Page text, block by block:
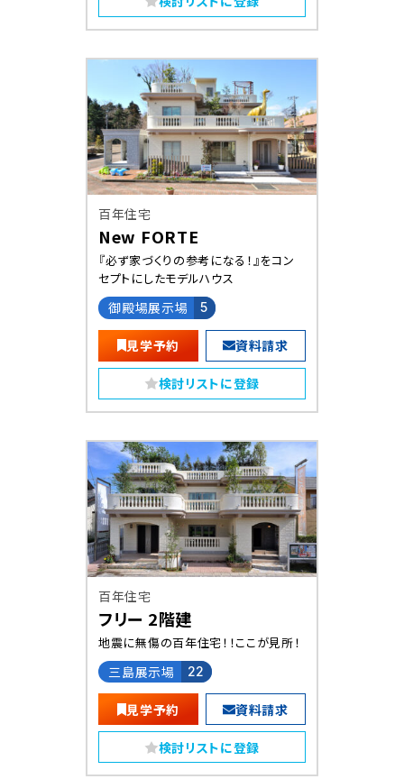
百年住宅
New FORTE
『必ず家づくりの参考になる！』をコン
セプトにしたモデルハウス
御殿場展示場 5
見学予約 資料請求
検討リストに登録
百年住宅
フリー 2階建
地震に無傷の百年住宅！！ここが見所！
三島展示場 22
見学予約 資料請求
検討リストに登録